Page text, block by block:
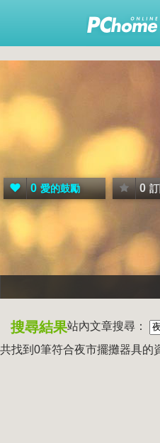
0 愛的鼓勵 0
搜尋結果站內文章搜尋：
共找到0筆符合夜市擺攤器具的